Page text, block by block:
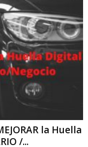
la Huella
/...